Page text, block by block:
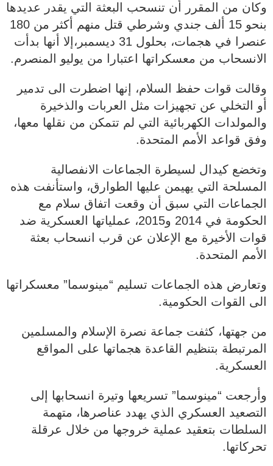
وكان من المقرر أن تنسحب البعثة التي يقدر عديدها
بنحو 15 ألف جندي وشرطي قتل منهم أكثر من 180
عنصرا في هجمات، بحلول 31 ديسمبر،إلا أنها بدأت
الانسحاب من معسكراتها اعتبارا من يوليو المنصرم.
وقالت قوات حفظ السلام، إنها اضطرت الى تدمير
أو التخلي عن تجهيزات مثل العربات والذخيرة
والمولدات الكهربائية التي لم تتمكن من نقلها معها،
وفق قواعد الأمم المتحدة.
وتخضع كيدال لسيطرة الجماعات الانفصالية
المسلحة التي يهيمن عليها الطوارق، واستأنفت هذه
الجماعات التي سبق أن وقعت اتفاق سلام مع
الحكومة في 2014 و2015، عملياتها العسكرية ضد
قوات الأخيرة مع الإعلان عن قرب انسحاب بعثة
الأمم المتحدة.
وتعارض هذه الجماعات تسليم “مينوسما” معسكراتها
الى القوات الحكومية.
من جهتها، كثفت جماعة نصرة الإسلام والمسلمين
المرتبطة بتنظيم القاعدة هجماتها على المواقع
العسكرية.
وأرجعت “مينوسما” تسريعها وتيرة انسحابها إلى
التصعيد العسكري الذي يهدد عناصرها، متهمة
السلطات بتعقيد عملية خروجها من خلال عرقلة
تحركاتها.